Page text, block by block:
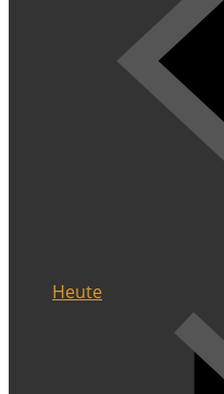
Heute